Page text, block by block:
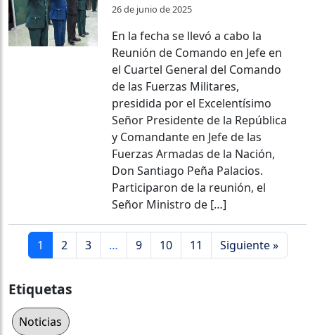
26 de junio de 2025
En la fecha se llevó a cabo la
Reunión de Comando en Jefe en
el Cuartel General del Comando
de las Fuerzas Militares,
presidida por el Excelentísimo
Señor Presidente de la República
y Comandante en Jefe de las
Fuerzas Armadas de la Nación,
Don Santiago Peña Palacios.
Participaron de la reunión, el
Señor Ministro de […]
1 2 3 … 9 10 11 Siguiente »
Etiquetas
Noticias